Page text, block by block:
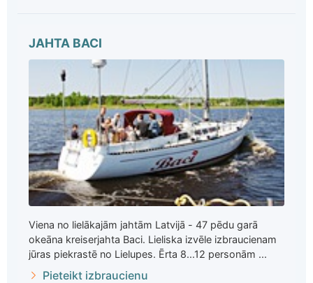
JAHTA BACI
Viena no lielākajām jahtām Latvijā - 47 pēdu garā
okeāna kreiserjahta Baci. Lieliska izvēle izbraucienam
jūras piekrastē no Lielupes. Ērta 8...12 personām ...
Pieteikt izbraucienu